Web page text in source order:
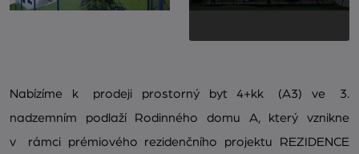
Nabízíme k prodeji prostorný byt 4+kk (A3) ve 3.
nadzemním podlaží Rodinného domu A, který vznikne
v rámci prémiového rezidenčního projektu REZIDENCE